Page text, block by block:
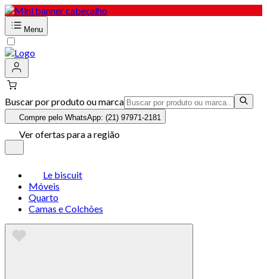
Menu
Buscar por produto ou marca
Compre pelo WhatsApp: (21) 97971-2181
Ver ofertas para a região
Le biscuit
Móveis
Quarto
Camas e Colchões